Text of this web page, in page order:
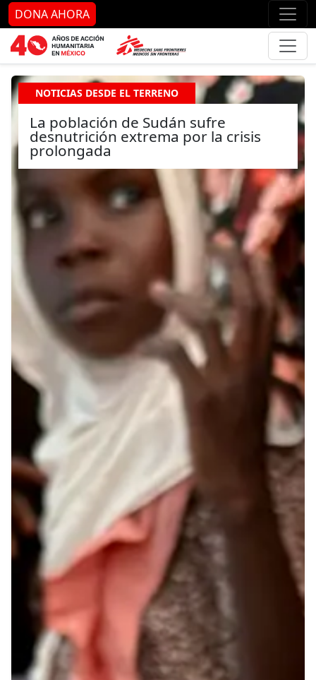
Ir al contenido principal Ir
DONA AHORA
NOTICIAS DESDE EL TERRENO
La población de Sudán sufre
desnutrición extrema por la crisis
prolongada